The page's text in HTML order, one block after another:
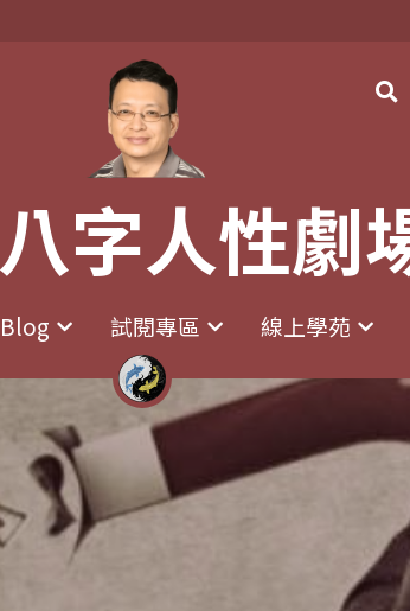
字人性劇
Blog 試閱專區 線上學苑
字人性劇
Blog 試閱專區 線上學苑